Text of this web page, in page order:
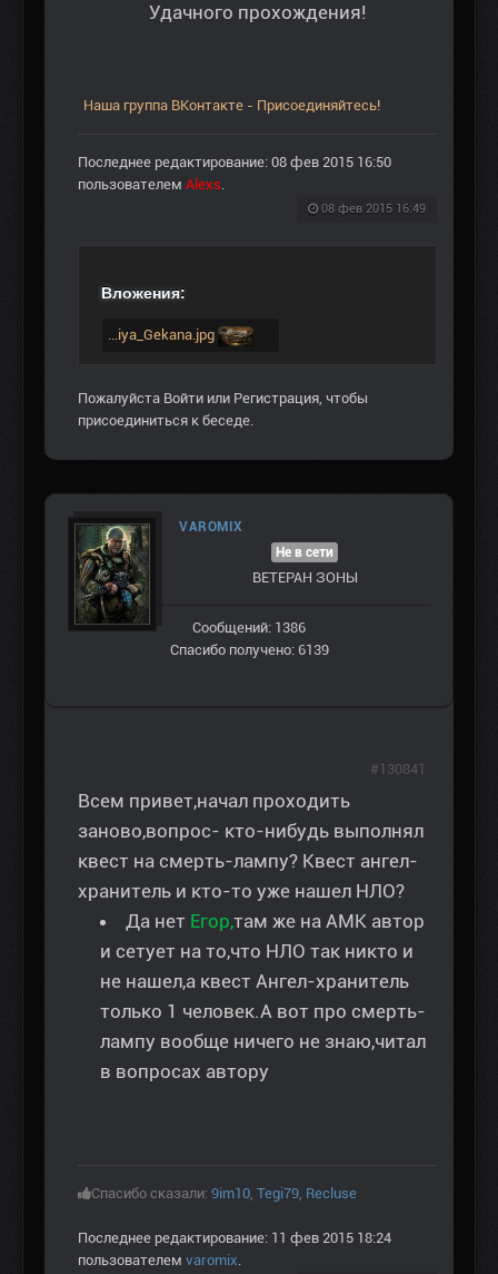
Удачного прохождения!
Наша группа ВКонтакте - Присоединяйтесь!
Последнее редактирование: 08 фев 2015 16:50
пользователем Alexs.
08 фев 2015 16:49
Вложения:
...iya_Gekana.jpg
Пожалуйста Войти или Регистрация, чтобы
присоединиться к беседе.
VAROMIX
Не в сети
ВЕТЕРАН ЗOНЫ
Сообщений: 1386
Спасибо получено: 6139
Всем привет,начал проходить
заново,вопрос- кто-нибудь выполнял
квест на смерть-лампу? Квест ангел-
хранитель и кто-то уже нашел НЛО?
Да нет Егор,там же на АМК автор
и сетует на то,что НЛО так никто и
не нашел,а квест Ангел-хранитель
только 1 человек.А вот про смерть-
лампу вообще ничего не знаю,читал
в вопросах автору
Спасибо сказали: 9im10, Tegi79, Recluse
Последнее редактирование: 11 фев 2015 18:24
пользователем varomix.
#130841